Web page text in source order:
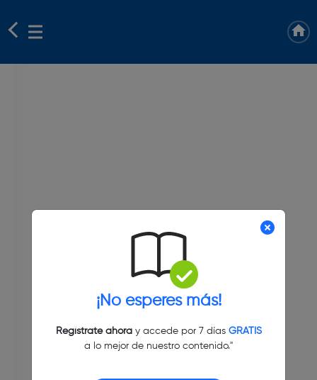
¡No esperes más!
Regístrate ahoray accede por 7 días GRATIS
a lo mejor de nuestro contenido."